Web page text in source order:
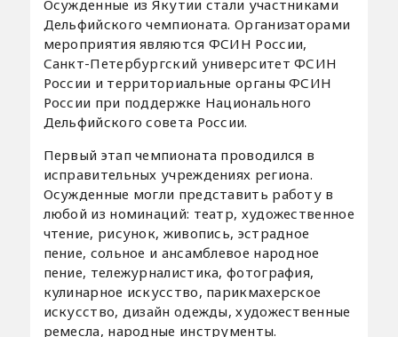
Осужденные из Якутии стали участниками
Дельфийского чемпионата. Организаторами
мероприятия являются ФСИН России,
Санкт-Петербургский университет ФСИН
России и территориальные органы ФСИН
России при поддержке Национального
Дельфийского совета России.
Первый этап чемпионата проводился в
исправительных учреждениях региона.
Осужденные могли представить работу в
любой из номинаций: театр, художественное
чтение, рисунок, живопись, эстрадное
пение, сольное и ансамблевое народное
пение, тележурналистика, фотография,
кулинарное искусство, парикмахерское
искусство, дизайн одежды, художественные
ремесла, народные инструменты.